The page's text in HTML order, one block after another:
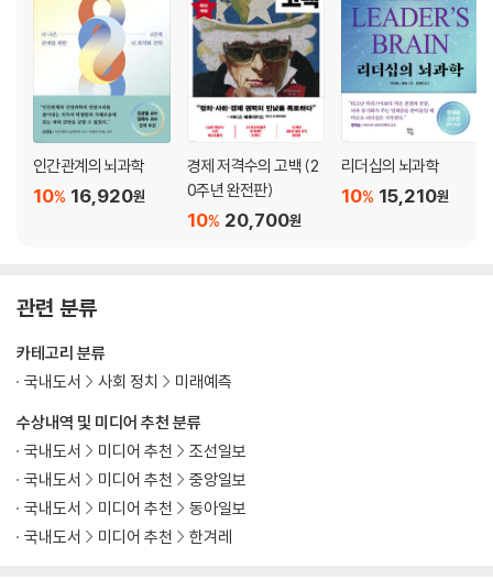
미국, 왜 도시에 황무지가 생겨나는가
독일, 주택 수요는 감소하는데 공급량은 늘어나다
주택 수요를 결정짓는 건 인구수가 아니라 〈가구수〉다
동유럽, 인구도 감소하고 가구수도 줄어들고 주택 수요도 감소하고
불가리아, 전체 주택의 27%가 빈집
2050년 폴란드 가구수는 200만, 라트비아 가구수는 20만 감소
일본, 2018년에는 7채 중 1채가, 2040년에는 3채 중 1채가 빈집
5장: 줄어드는 인구는 우리의 경제적 삶에 어떤 영향을 끼치는가
노동 인구 감소, 그로 인한 소비 감소, 그로 인한 경제 쇠퇴
인구가 감소한 곳이라는 낙인
인구 감소는 도시 간에도, 도시 내에서도 불평등을 심화시킨다
유럽의 도시가 미국의 도시보다 그나마 상황이 나은 이유
6장: 축소 국가, 미국!
2034년, 미국의 인구는 감소하기 시작한다
인간관계의 뇌과학
16,920원
10%
경제 저격수의 고백 (2
0주년 완전판)
20,700원
10%
리더십의 뇌과학
15,210원
10%
관련 분류
수상내역 및 미디어 추천 분류
국내도서
미디어 추천
조선일보
국내도서
미디어 추천
중앙일보
국내도서
미디어 추천
동아일보
국내도서
미디어 추천 한겨레
카테고리 분류
국내도서
사회 정치 미래예측